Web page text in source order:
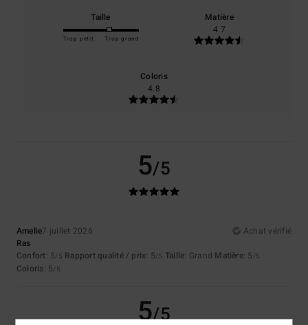
Taille
Trop petit Trop grand
Matière
4.7
Coloris
4.8
5/5
Amelie7 juillet 2026
Achat vérifié
Ras
Confort: 5/5 Rapport qualité / prix: 5/5 Taille: Grand Matière: 5 /5
Coloris: 5/5
5/5